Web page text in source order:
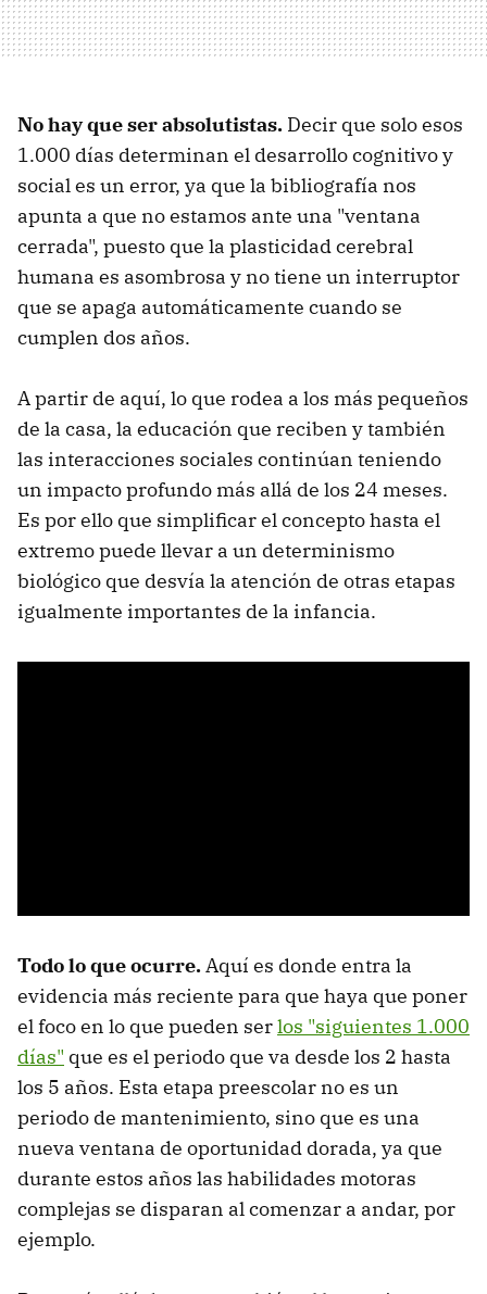
No hay que ser absolutistas. Decir que solo esos
1.000 días determinan el desarrollo cognitivo y
social es un error, ya que la bibliografía nos
apunta a que no estamos ante una "ventana
cerrada", puesto que la plasticidad cerebral
humana es asombrosa y no tiene un interruptor
que se apaga automáticamente cuando se
cumplen dos años.
A partir de aquí, lo que rodea a los más pequeños
de la casa, la educación que reciben y también
las interacciones sociales continúan teniendo
un impacto profundo más allá de los 24 meses.
Es por ello que simplificar el concepto hasta el
extremo puede llevar a un determinismo
biológico que desvía la atención de otras etapas
igualmente importantes de la infancia.
Todo lo que ocurre.Aquí es donde entra la
evidencia más reciente para que haya que poner
el foco en lo que pueden serlos "siguientes 1.000
días" que es el periodo que va desde los 2 hasta
los 5 años. Esta etapa preescolar no es un
periodo de mantenimiento, sino que es una
nueva ventana de oportunidad dorada, ya que
durante estos años las habilidades motoras
complejas se disparan al comenzar a andar, por
ejemplo.